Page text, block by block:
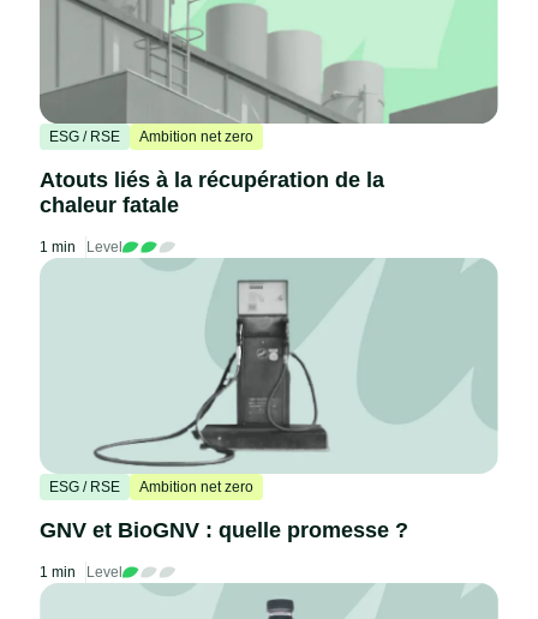
ESG / RSE Ambition net zero
Atouts liés à la récupération de la
chaleur fatale
1 min Level
ESG / RSE Ambition net zero
GNV et BioGNV : quelle promesse ?
1 min Level